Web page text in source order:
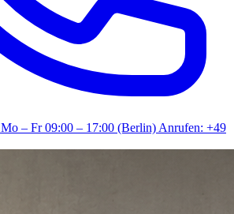
Mo – Fr 09:00 – 17:00 (Berlin)Anrufen: +49